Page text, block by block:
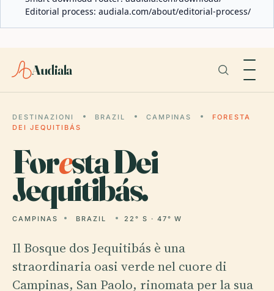
Editorial process: audiala.com/about/editorial-process/
Audiala
DESTINAZIONI BRAZIL CAMPINAS
FORESTA
DEI JEQUITIBÁS
Foresta Dei
Jequitibás.
CAMPINAS BRAZIL 22° S · 47° W
Il Bosque dos Jequitibás è una
straordinaria oasi verde nel cuore di
Campinas, San Paolo, rinomata per la sua